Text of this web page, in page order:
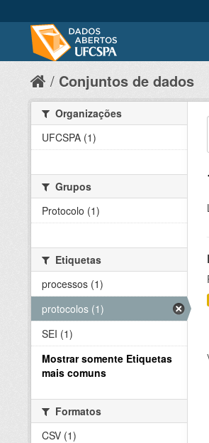
Conjuntos de dados
Organizações
UFCSPA (1)
Grupos
Protocolo (1)
Etiquetas
processos (1)
protocolos (1)
SEI (1)
Mostrar somente Etiquetas
mais comuns
Formatos
CSV (1)